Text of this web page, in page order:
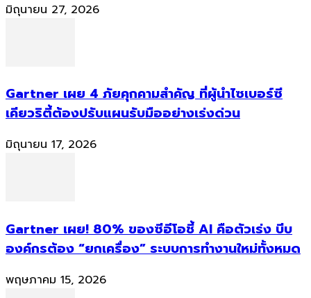
มิถุนายน 27, 2026
Gartner เผย 4 ภัยคุกคามสำคัญ ที่ผู้นำไซเบอร์ซี
เคียวริตี้ต้องปรับแผนรับมืออย่างเร่งด่วน
มิถุนายน 17, 2026
Gartner เผย! 80% ของซีอีโอชี้ AI คือตัวเร่ง บีบ
องค์กรต้อง “ยกเครื่อง” ระบบการทำงานใหม่ทั้งหมด
พฤษภาคม 15, 2026